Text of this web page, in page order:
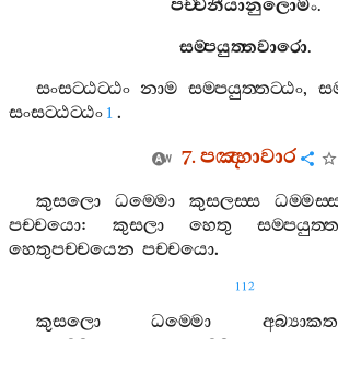
පච‍්චනීයානුලොමං.
සම‍්පයුත‍්තවාරො.
සංසට‍්ඨට‍්ඨං නාම සම‍්පයුත‍්තට‍්ඨං,
සංසට‍්ඨට‍්ඨං 1 .
7.පඤ‍්හාවාර
කුසලො ධම‍්මො කුසලස‍්ස
පච‍්චයො: කුසලා හෙතු
හෙතුපච‍්චයෙන පච‍්චයො.
112
කුසලො ධම‍්මො
හෙතුපච‍්චයෙන
පච‍්චයො